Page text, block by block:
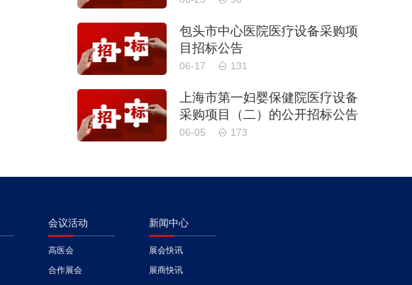
包头市中心医院医疗设备采购项
目招标公告
06-17 131
上海市第一妇婴保健院医疗设备
采购项目（二）的公开招标公告
06-05 173
会议活动
高医会
合作展会
新闻中心
展会快讯
展商快讯